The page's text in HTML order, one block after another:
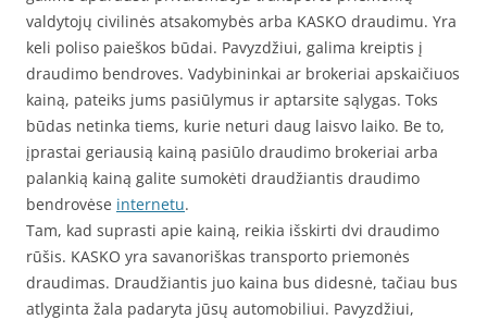
valdytojų civilinės atsakomybės arba KASKO draudimu. Yra
keli poliso paieškos būdai. Pavyzdžiui, galima kreiptis į
draudimo bendroves. Vadybininkai ar brokeriai apskaičiuos
kainą, pateiks jums pasiūlymus ir aptarsite sąlygas. Toks
būdas netinka tiems, kurie neturi daug laisvo laiko. Be to,
įprastai geriausią kainą pasiūlo draudimo brokeriai arba
palankią kainą galite sumokėti draudžiantis draudimo
bendrovėse internetu.
Tam, kad suprasti apie kainą, reikia išskirti dvi draudimo
rūšis. KASKO yra savanoriškas transporto priemonės
draudimas. Draudžiantis juo kaina bus didesnė, tačiau bus
atlyginta žala padaryta jūsų automobiliui. Pavyzdžiui,